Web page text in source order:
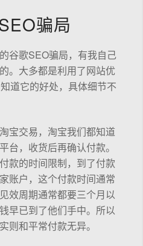
骗局
谷歌SEO骗局，有我自己
。大多都是利用了网站优
道它的好处，具体细节不
宝交易，淘宝我们都知道
台，收货后再确认付款。
款的时间限制，到了付款
账户，这个付款时间通常
效周期通常都要三个月以
早已到了他们手中。所以
则和平常付款无异。